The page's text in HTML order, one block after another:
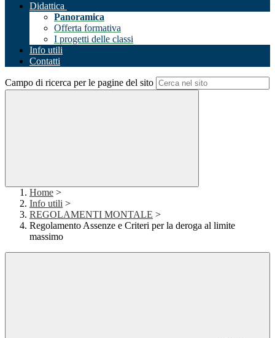
Didattica
Panoramica
Offerta formativa
I progetti delle classi
Info utili
Contatti
Campo di ricerca per le pagine del sito
Home >
Info utili >
REGOLAMENTI MONTALE >
Regolamento Assenze e Criteri per la deroga al limite
massimo